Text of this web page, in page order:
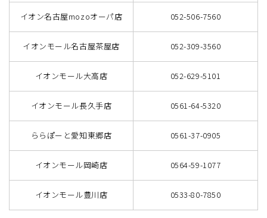
イオン名古屋mozoオーパ店 052-506-7560
イオンモール名古屋茶屋店 052-309-3560
イオンモール大高店 052-629-5101
イオンモール長久手店 0561-64-5320
ららぽーと愛知東郷店 0561-37-0905
イオンモール岡崎店 0564-59-1077
イオンモール豊川店 0533-80-7850